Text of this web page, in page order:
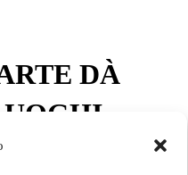
DÀ
SONO